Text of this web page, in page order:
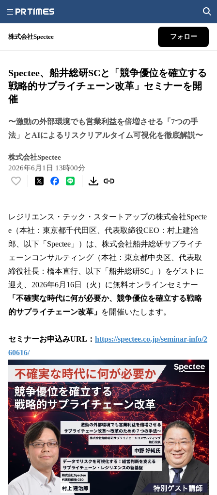
株式会社Spectee フォロー
Spectee、船井総研SCと「競争優位を確立する
戦略的サプライチェーン改革」セミナーを開
催
〜激動の外部環境でも営業利益を倍増させる「7つの手
法」とAIによるリスクリアルタイム可視化を徹底解説〜
株式会社Spectee
2026年6月1日 13時00分
い
！
数
を
読
み
込
み
中
で
す
レジリエンス・テック・スタートアップの株式会社Specte
e（本社：東京都千代田区、代表取締役CEO：村上建治
郎、以下「Spectee」）は、株式会社船井総研サプライチ
ェーンコンサルティング（本社：東京都中央区、代表取
締役社長：橋本直行、以下「船井総研SC」）をゲストに
迎え、2026年6月16日（火）に無料オンラインセミナー
「不確実な時代に何が必要か、競争優位を確立する戦略
的サプライチェーン改革」 を開催いたします。
セミナーお申込みURL： https://spectee.co.jp/seminar-info/2
60616/